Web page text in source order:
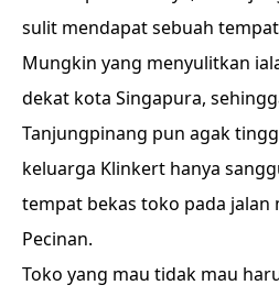
sulit mendapat sebuah
Mungkin yang menyulitkan
dekat kota Singapura,
Tanjungpinang pun agak
keluarga Klinkert hanya
tempat bekas toko pada jalan
Pecinan.
Toko yang mau tidak mau